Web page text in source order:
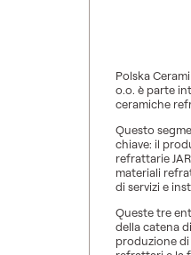
Polska
o.o. è parte
ceramiche
Questo
chiave: il
refrattarie
materiali
di servizi e
Queste tre
della catena
produzione